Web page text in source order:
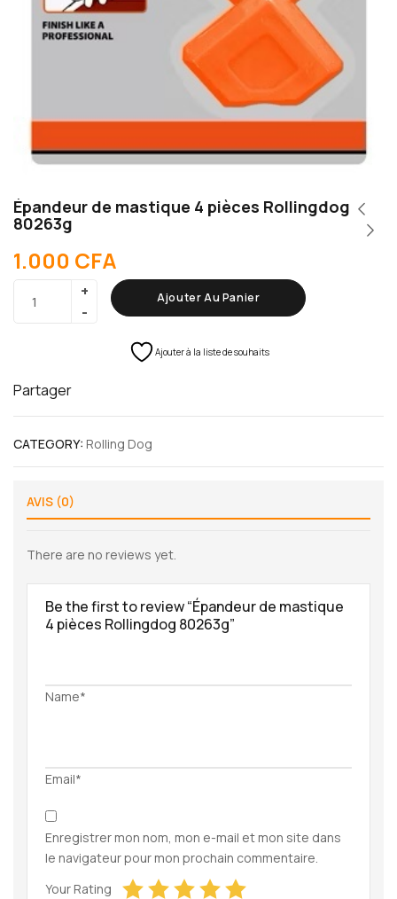
Épandeur de mastique 4 pièces Rollingdog
80263g
1.000 CFA
Ajouter Au Panier
Ajouter à la liste de souhaits
Partager
CATEGORY: Rolling Dog
AVIS (0)
There are no reviews yet.
Be the first to review “Épandeur de mastique
4 pièces Rollingdog 80263g”
Name*
Email*
Enregistrer mon nom, mon e-mail et mon site dans
le navigateur pour mon prochain commentaire.
Your Rating